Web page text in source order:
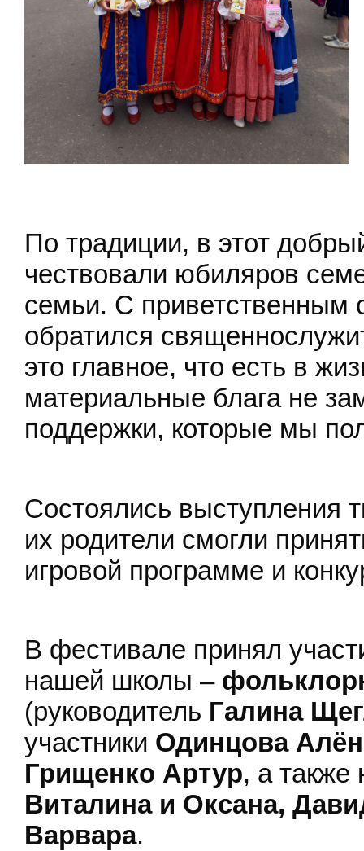
По традиции, в этот
чествовали юбиляров
семьи. С приветственным
обратился
это главное, что есть в
материальные блага не
поддержки, которые мы
Состоялись выступления
их родители смогли
игровой программе и
В фестивале принял
нашей школы –
(руководитель Галина
участники Одинцова
Грищенко Артур, а
Виталина и Оксана,
Варвара.